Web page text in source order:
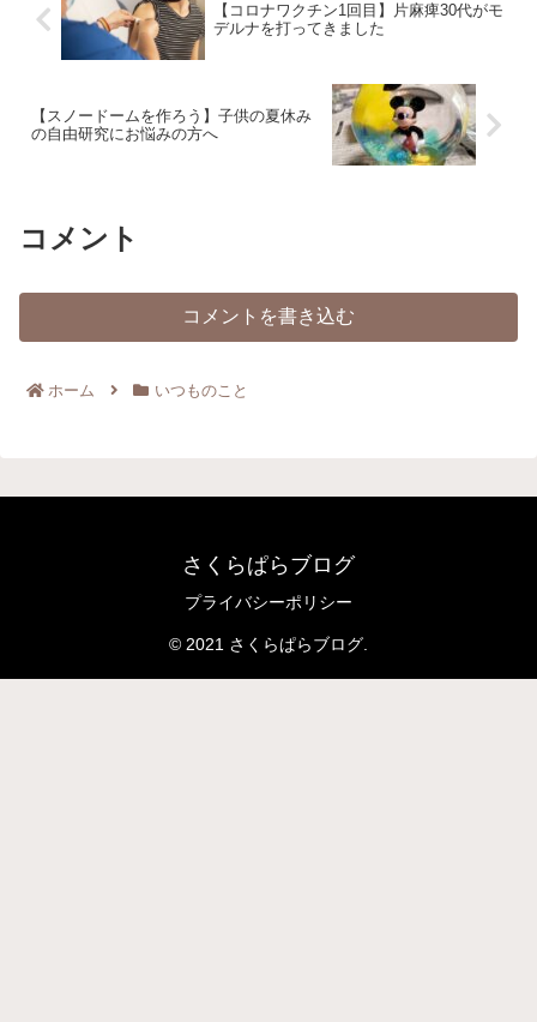
【コロナワクチン1回目】片麻痺30代がモ
デルナを打ってきました
【スノードームを作ろう】子供の夏休み
の自由研究にお悩みの方へ
コメント
コメントを書き込む
ホーム いつものこと
さくらぱらブログ
プライバシーポリシー
© 2021 さくらぱらブログ.